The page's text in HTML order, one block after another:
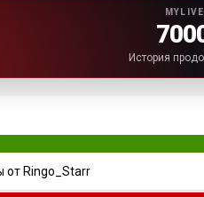
История
от Ringo_Starr